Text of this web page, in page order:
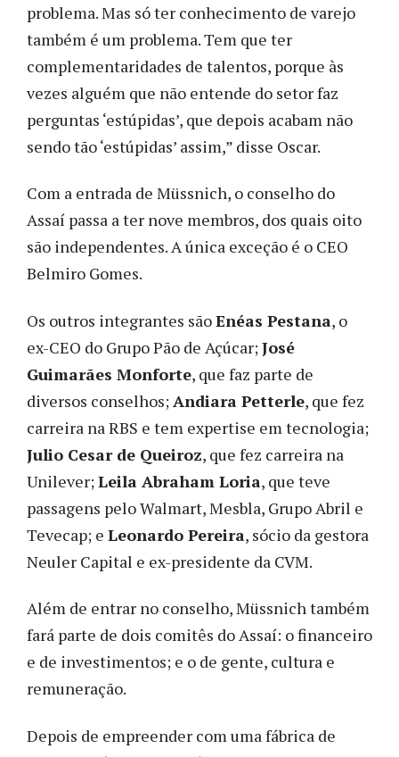
problema. Mas só ter conhecimento de varejo
também é um problema. Tem que ter
complementaridades de talentos, porque às
vezes alguém que não entende do setor faz
perguntas ‘estúpidas’, que depois acabam não
sendo tão ‘estúpidas’ assim,” disse Oscar.
Com a entrada de Müssnich, o conselho do
Assaí passa a ter nove membros, dos quais oito
são independentes. A única exceção é o CEO
Belmiro Gomes.
Os outros integrantes sãoEnéas Pestana, o
ex-CEO do Grupo Pão de Açúcar;José
Guimarães Monforte, que faz parte de
diversos conselhos;Andiara Petterle, que fez
carreira na RBS e tem expertise em tecnologia;
Julio Cesar de Queiroz, que fez carreira na
Unilever;Leila Abraham Loria, que teve
passagens pelo Walmart, Mesbla, Grupo Abril e
Tevecap; e Leonardo Pereira, sócio da gestora
Neuler Capital e ex-presidente da CVM.
Além de entrar no conselho, Müssnich também
fará parte de dois comitês do Assaí: o financeiro
e de investimentos; e o de gente, cultura e
remuneração.
Depois de empreender com uma fábrica de